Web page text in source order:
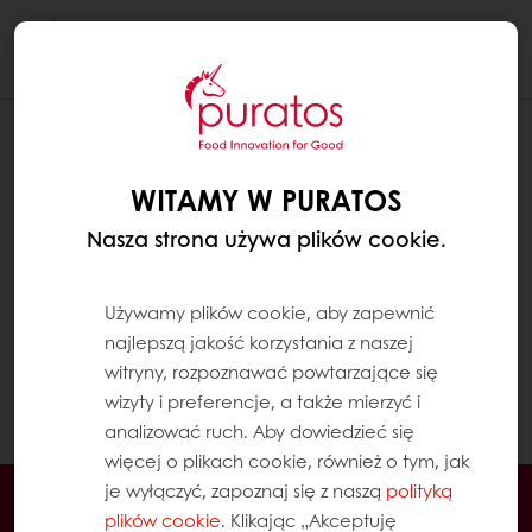
WYSZUKIWANIE PRODUKTU, KTÓREGO
ZWYKLE NIE KUPUJESZ
1. W menu MyPuratos (menu boczne na
komputerze lub rzowijane menu główne na
PRODUKTY „Katalog produktów”.
2. Możesz skorzystać z paska wyszukiwania lub
filtrów, aby znaleźć swój produkt.
WITAMY W PURATOS
Nasza strona używa plików cookie.
Używamy plików cookie, aby zapewnić
najlepszą jakość korzystania z naszej
witryny, rozpoznawać powtarzające się
wizyty i preferencje, a także mierzyć i
analizować ruch. Aby dowiedzieć się
więcej o plikach cookie, również o tym, jak
je wyłączyć, zapoznaj się z naszą polityką
plików cookie. Klikając „Akceptuję
Dostęp przez 24h